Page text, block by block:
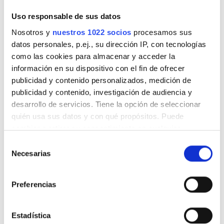
Uso responsable de sus datos
Nosotros y nuestros 1022 socios procesamos sus
datos personales, p.ej., su dirección IP, con tecnologías
como las cookies para almacenar y acceder la
información en su dispositivo con el fin de ofrecer
publicidad y contenido personalizados, medición de
publicidad y contenido, investigación de audiencia y
desarrollo de servicios. Tiene la opción de seleccionar
quién usa sus datos y con qué propósitos. Puede
cambiar o retirar su consentimiento en cualquier
el Menú de consentimiento.
Recopilar información sobre su ubicación
metros
Necesarias
Preferencias
Estadística
Martes 07:00 - 21:00
Miércoles 07:00 - 21:00
Jueves 07:00 - 21:00
Viernes 07:00 - 21:00